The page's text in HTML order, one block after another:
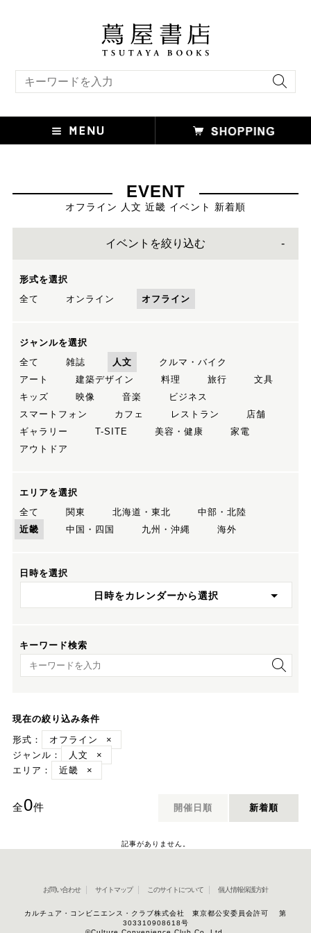
EVENT
オフライン 人文 近畿 イベント 新着順
イベントを絞り込む
形式を選択
全て
オンライン オフライン
ジャンルを選択
全て
雑誌 人文
クルマ・バイク
アート
建築デザイン 料理 旅行
文具
キッズ
映像 音楽
ビジネス
スマートフォン
カフェ レストラン
店舗
ギャラリー
T-SITE 美容・健康
家電
アウトドア
エリアを選択
全て
関東 北海道・東北
中部・北陸
近畿
中国・四国 九州・沖縄 海外
日時を選択
日時をカレンダーから選択
キーワード検索
キーワード検索
現在の絞り込み条件
形式：
オフライン
×
ジャンル：
人文
×
エリア：
近畿 ×
全0件 開催日順 新着順
記事がありません。
お問い合わせ サイトマップ このサイトについて 個人情報保護方針
カルチュア・コンビニエンス・クラブ株式会社 東京都公安委員会許可 第
303310908618号